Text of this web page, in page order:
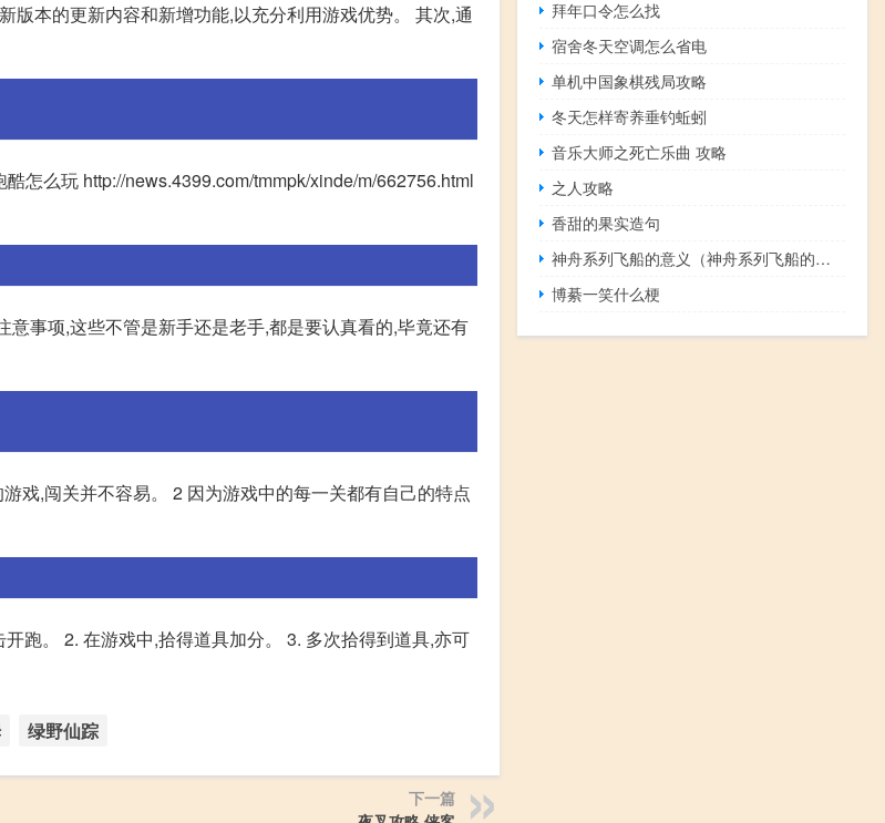
版本的更新内容和新增功能,以充分利用游戏优势。 其次,通
怎么玩 http://news.4399.com/tmmpk/xinde/m/662756.html
事项,这些不管是新手还是老手,都是要认真看的,毕竟还有
戏,闯关并不容易。 2 因为游戏中的每一关都有自己的特点
跑。 2. 在游戏中,拾得道具加分。 3. 多次拾得到道具,亦可
绿野仙踪
下一篇
拜年口令怎么找
宿舍冬天空调怎么省电
单机中国象棋残局攻略
冬天怎样寄养垂钓蚯蚓
音乐大师之死亡乐曲 攻略
之人攻略
香甜的果实造句
神舟系列飞船的意义（神舟系列飞船的资料）
博綦一笑什么梗